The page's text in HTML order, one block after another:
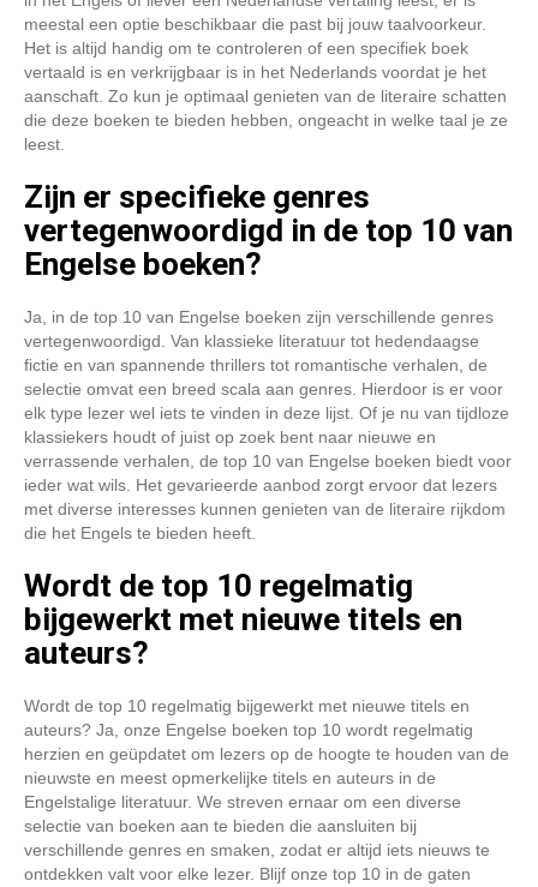
meestal een optie beschikbaar die past bij jouw taalvoorkeur.
Het is altijd handig om te controleren of een specifiek boek
vertaald is en verkrijgbaar is in het Nederlands voordat je het
aanschaft. Zo kun je optimaal genieten van de literaire schatten
die deze boeken te bieden hebben, ongeacht in welke taal je ze
leest.
Zijn er specifieke genres
vertegenwoordigd in de top 10 van
Engelse boeken?
Ja, in de top 10 van Engelse boeken zijn verschillende genres
vertegenwoordigd. Van klassieke literatuur tot hedendaagse
fictie en van spannende thrillers tot romantische verhalen, de
selectie omvat een breed scala aan genres. Hierdoor is er voor
elk type lezer wel iets te vinden in deze lijst. Of je nu van tijdloze
klassiekers houdt of juist op zoek bent naar nieuwe en
verrassende verhalen, de top 10 van Engelse boeken biedt voor
ieder wat wils. Het gevarieerde aanbod zorgt ervoor dat lezers
met diverse interesses kunnen genieten van de literaire rijkdom
die het Engels te bieden heeft.
Wordt de top 10 regelmatig
bijgewerkt met nieuwe titels en
auteurs?
Wordt de top 10 regelmatig bijgewerkt met nieuwe titels en
auteurs? Ja, onze Engelse boeken top 10 wordt regelmatig
herzien en geüpdatet om lezers op de hoogte te houden van de
nieuwste en meest opmerkelijke titels en auteurs in de
Engelstalige literatuur. We streven ernaar om een diverse
selectie van boeken aan te bieden die aansluiten bij
verschillende genres en smaken, zodat er altijd iets nieuws te
ontdekken valt voor elke lezer. Blijf onze top 10 in de gaten